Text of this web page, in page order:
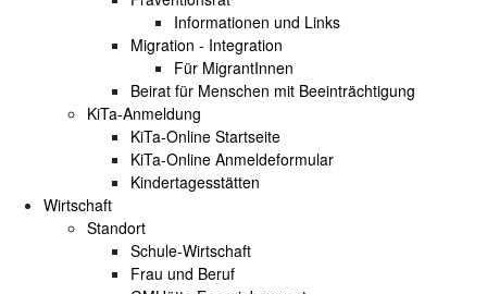
Informationen und Links
Migration - Integration
Für MigrantInnen
Beirat für Menschen mit Beeinträchtigung
KiTa-Anmeldung
KiTa-Online Startseite
KiTa-Online Anmeldeformular
Kindertagesstätten
Wirtschaft
Standort
Schule-Wirtschaft
Frau und Beruf